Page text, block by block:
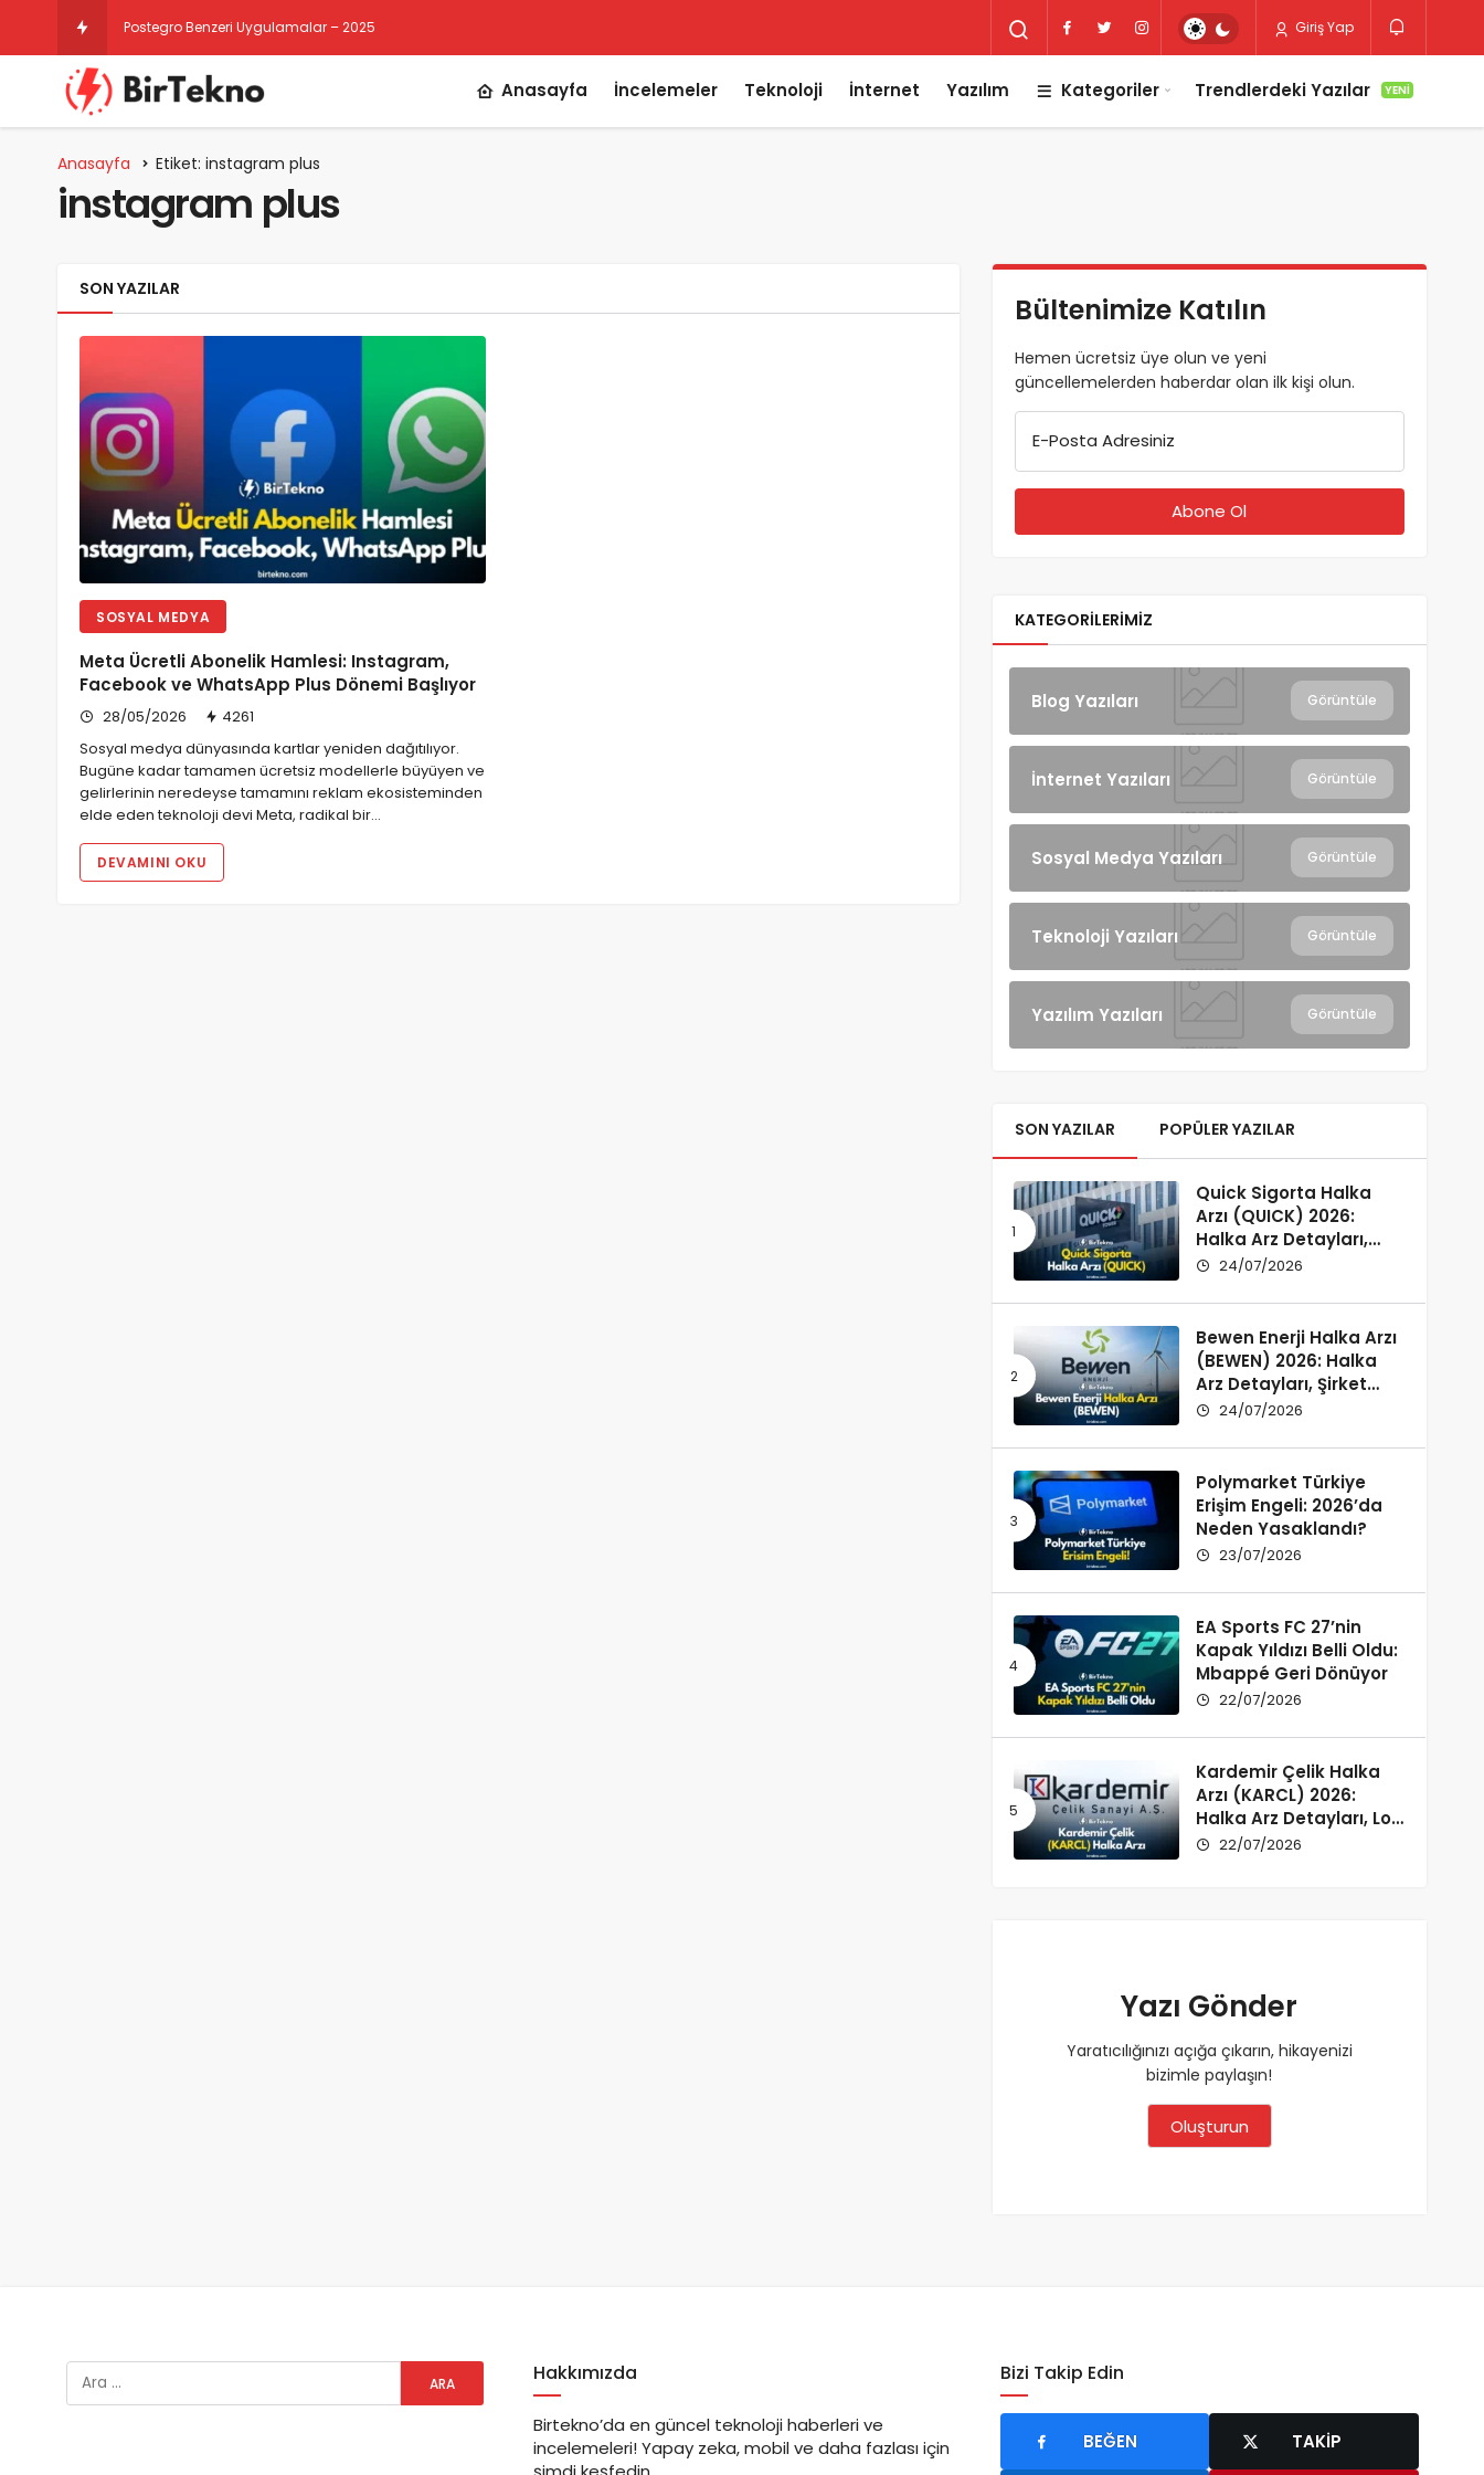
Postegro Benzeri Uygulamalar – 2025 Giriş Yap
Anasayfa İncelemeler Teknoloji İnternet Yazılım Kategoriler Trendlerdeki Yazılar YENI
Anasayfa Etiket: instagram plus
instagram plus
SON YAZILAR
SOSYAL MEDYA
Meta Ücretli Abonelik Hamlesi: Instagram,
Facebook ve WhatsApp Plus Dönemi Başlıyor
28/05/2026
4261
Sosyal medya dünyasında kartlar yeniden dağıtılıyor.
Bugüne kadar tamamen ücretsiz modellerle büyüyen ve
gelirlerinin neredeyse tamamını reklam ekosisteminden
elde eden teknoloji devi Meta, radikal bir…
DEVAMINI OKU
Bültenimize Katılın
Hemen ücretsiz üye olun ve yeni
güncellemelerden haberdar olan ilk kişi olun.
E-Posta Adresiniz
KATEGORILERIMIZ
Blog Yazıları Görüntüle
İnternet Yazıları Görüntüle
Sosyal Medya Yazıları Görüntüle
Teknoloji Yazıları Görüntüle
Yazılım Yazıları Görüntüle
SON YAZILAR POPÜLER YAZILAR
Quick Sigorta Halka
Arzı (QUICK) 2026:
Halka Arz Detayları,
Şirket Profili ve
24/07/2026
Bewen Enerji Halka Arzı
(BEWEN) 2026: Halka
Arz Detayları, Şirket
Profili ve Fon Kullanımı
24/07/2026
Polymarket Türkiye
Erişim Engeli: 2026’da
Neden Yasaklandı?
23/07/2026
EA Sports FC 27’nin
Kapak Yıldızı Belli Oldu:
Mbappé Geri Dönüyor
22/07/2026
Kardemir Çelik Halka
Arzı (KARCL) 2026:
Halka Arz Detayları, Lot
Dağılımı ve Şirket Profili
22/07/2026
Yazı Gönder
Yaratıcılığınızı açığa çıkarın, hikayenizi
bizimle paylaşın!
Oluşturun
Hakkımızda
Birtekno’da en güncel teknoloji haberleri ve
incelemeleri! Yapay zeka, mobil ve daha fazlası için
Bizi Takip Edin
BEĞEN TAKIP